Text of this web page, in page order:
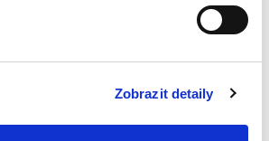
Zobrazit detaily
v řízení vystupuje svým vlastním